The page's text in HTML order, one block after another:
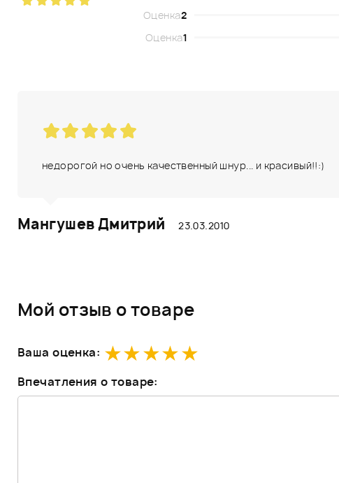
Оценка2
Оценка1
недорогой но очень качественный шнур... и красивый!!:)
Мангушев Дмитрий 23.03.2010
Мой отзыв о товаре
Ваша оценка:
Впечатления о товаре: